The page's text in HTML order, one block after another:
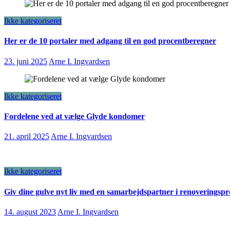
Ikke kategoriseret
Her er de 10 portaler med adgang til en god procentberegner
23. juni 2025 Arne I. Ingvardsen
Ikke kategoriseret
Fordelene ved at vælge Glyde kondomer
21. april 2025 Arne I. Ingvardsen
Ikke kategoriseret
Giv dine gulve nyt liv med en samarbejdspartner i
14. august 2023 Arne I. Ingvardsen